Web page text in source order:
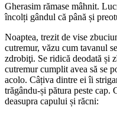
Gherasim rămase mâhnit.
încolți gândul că până și
Noaptea, trezit de vise
cutremur, văzu cum tavanul
zdrobiţi. Se ridică deodată și
cutremur cumplit avea să se
acolo. Câțiva dintre ei îi
trăgându-și pătura peste cap.
deasupra capului și răcni: